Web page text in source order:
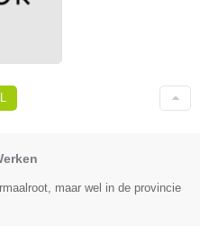
maar wel in de provincie